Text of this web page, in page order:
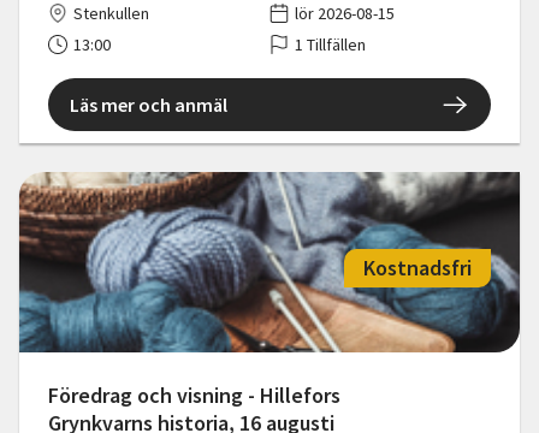
Stenkullen
lör 2026-08-15
13:00
1 Tillfällen
Läs mer och anmäl
Föredrag och visning - Hillefors
Grynkvarns historia, 16 augusti
Kostnadsfri